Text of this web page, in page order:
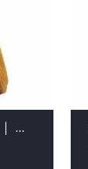
イタリア栗のモンブラン｜ シャトレーゼ